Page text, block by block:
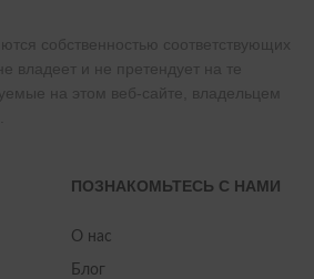
собственностью соответствующих
владеет и не претендует на те
на этом веб-сайте, владельцем
ПОЗНАКОМЬТЕСЬ С НАМИ
О нас
Блог